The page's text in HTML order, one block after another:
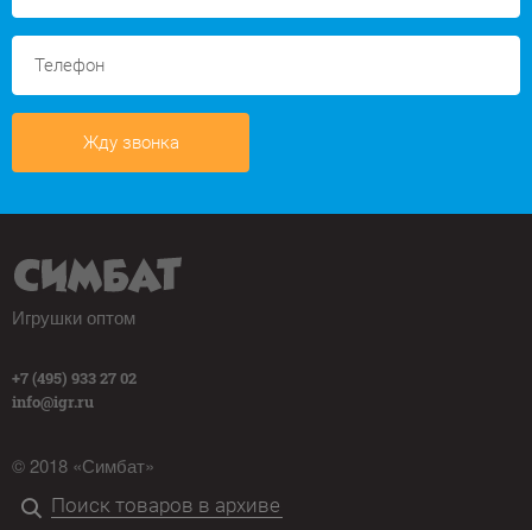
Жду звонка
Игрушки оптом
+7 (495) 933 27 02
info@igr.ru
© 2018 «Симбат»